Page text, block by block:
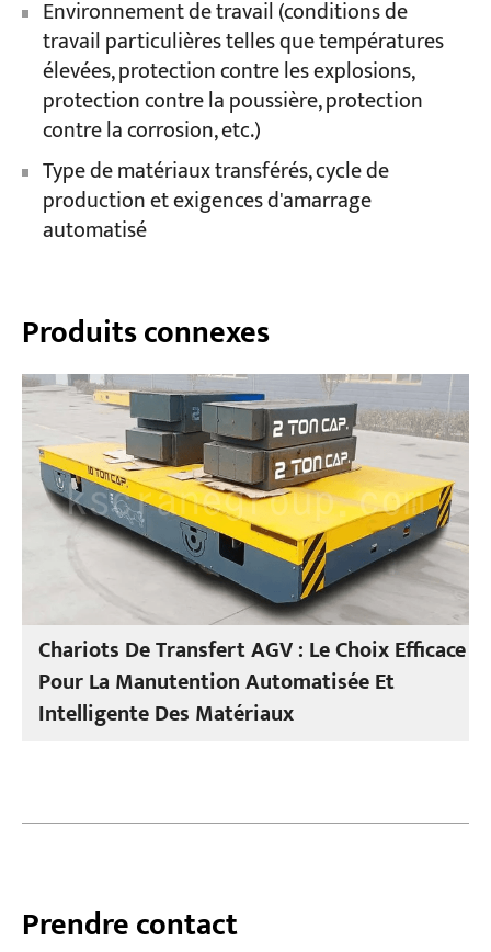
Environnement de travail (conditions de
travail particulières telles que températures
élevées, protection contre les explosions,
protection contre la poussière, protection
contre la corrosion, etc.)
Type de matériaux transférés, cycle de
production et exigences d'amarrage
automatisé
Produits connexes
Chariots De Transfert AGV : Le Choix Efficace
Pour La Manutention Automatisée Et
Intelligente Des Matériaux
Prendre contact